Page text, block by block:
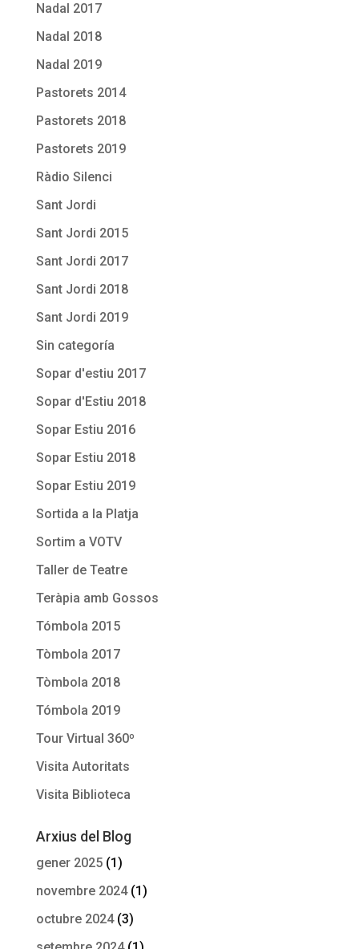
Nadal 2017
Nadal 2018
Nadal 2019
Pastorets 2014
Pastorets 2018
Pastorets 2019
Ràdio Silenci
Sant Jordi
Sant Jordi 2015
Sant Jordi 2017
Sant Jordi 2018
Sant Jordi 2019
Sin categoría
Sopar d'estiu 2017
Sopar d'Estiu 2018
Sopar Estiu 2016
Sopar Estiu 2018
Sopar Estiu 2019
Sortida a la Platja
Sortim a VOTV
Taller de Teatre
Teràpia amb Gossos
Tómbola 2015
Tòmbola 2017
Tòmbola 2018
Tómbola 2019
Tour Virtual 360º
Visita Autoritats
Visita Biblioteca
Arxius del Blog
gener 2025(1)
novembre 2024(1)
octubre 2024(3)